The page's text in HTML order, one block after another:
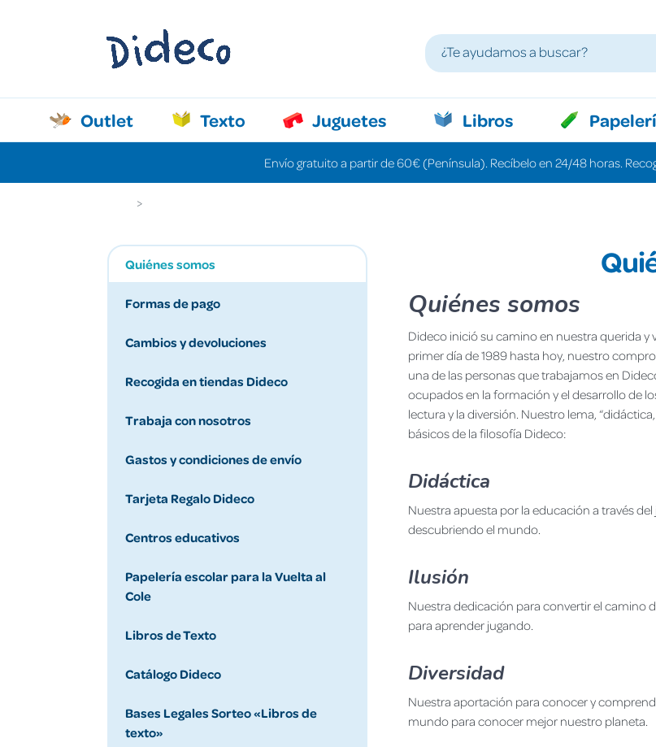
Outlet Texto Juguetes Libros
Envío gratuito a partir de 60€ (Península). Recíbelo en 24/48 horas.
Quiénes somos
Formas de pago
Cambios y devoluciones
Recogida en tiendas Dideco
Trabaja con nosotros
Gastos y condiciones de envío
Tarjeta Regalo Dideco
Centros educativos
Papelería escolar para la Vuelta al
Cole
Libros de Texto
Catálogo Dideco
Bases Legales Sorteo «Libros de
texto»
Quiénes somos
Dideco inició su camino en nuestra querida y
primer día de 1989 hasta hoy, nuestro
una de las personas que trabajamos en
ocupados en la formación y el desarrollo de
lectura y la diversión. Nuestro lema,
básicos de la filosofía Dideco:
Didáctica
Nuestra apuesta por la educación a través
descubriendo el mundo.
Ilusión
Nuestra dedicación para convertir el camino
para aprender jugando.
Diversidad
Nuestra aportación para conocer y
mundo para conocer mejor nuestro planeta.